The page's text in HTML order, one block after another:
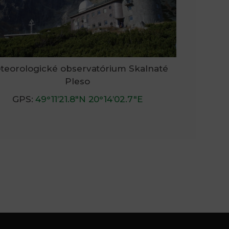
observatórium Skalnaté
Pleso
GPS: 49°11’21.8″N 20°14’02.7″E